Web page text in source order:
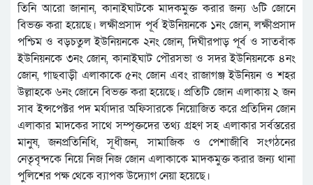
তিনি আরো জানান, কানাইঘাটকে মাদকমুক্ত করার জন্য ৬টি জোনে
বিভক্ত করা হয়েছে। লক্ষীপ্রসাদ পূর্ব ইউনিয়নকে ১নং জোন, লক্ষীপ্রসাদ
পশ্চিম ও বড়চতুল ইউনিয়নকে ২নং জোন, দিঘীরপাড় পূর্ব ও সাতবাঁক
ইউনিয়নকে ৩নং জোন, কানাইঘাট পৌরসভা ও সদর ইউনিয়নকে ৪নং
জোন, গাছবাড়ী এলাকাকে ৫নং জোন এবং রাজাগঞ্জ ইউনিয়ন ও শহর
উল্লাহকে ৬নং জোনে বিভক্ত করা হয়েছে। প্রতিটি জোন এলাকায় ২ জন
সাব ইন্সপেক্টর পদ মর্যাদার অফিসারকে নিয়োজিত করে প্রতিদিন জোন
এলাকার মাদকের সাথে সম্পৃক্তদের তথ্য গ্রহণ সহ এলাকার সর্বস্তরের
মানুষ, জনপ্রতিনিধি, সূধীজন, সামাজিক ও পেশাজীবি সংগঠনের
নেতৃবৃন্দকে নিয়ে নিজ নিজ জোন এলাকাকে মাদকমুক্ত করার জন্য থানা
পুলিশের পক্ষ থেকে ব্যাপক উদ্যোগ নেয়া হয়েছে।